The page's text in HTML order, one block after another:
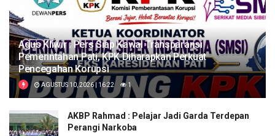
Agus Kliwir : Pers Siap Kawal Transparansi
Pemerintahan Pati, KPK Diharapkan Perkuat
Pencegahan Korupsi
AGUSTUS 10, 2026 | 16:22 1
AKBP Rahmad : Pelajar Jadi Garda Terdepan
Perangi Narkoba